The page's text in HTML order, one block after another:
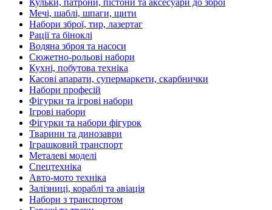
Кульки, патрони, пістони та аксесуари до зброї
Мечі, шаблі, шпаги, щити
Набори зброї, тир, лазертаг
Рації та біноклі
Водяна зброя та насоси
Сюжетно-рольові набори
Кухні, побутова техніка
Касові апарати, супермаркети, скарбнички
Набори професій
Фігурки та ігрові набори
Ігрові набори
Фігурки та набори фігурок
Тварини та динозаври
Іграшковий транспорт
Металеві моделі
Спецтехніка
Авто-мото техніка
Залізниці, кораблі та авіація
Набори з транспортом